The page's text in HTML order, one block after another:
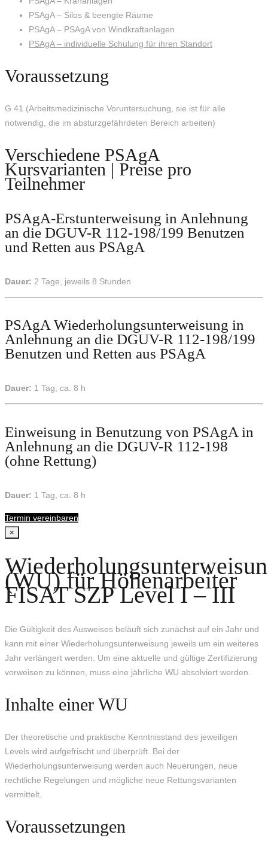
PSAgA – Silos & beengte Räume
PSAgA – PSAgA von Windkraftanlagen
PSAgA – individuelle Schulung für ihren Standort
Voraussetzung
G 41 (Arbeitsmedizinische Voruntersuchung, sie ist für alle
notwendig, die im absturzgefährdeten Bereich arbeiten)
Verschiedene PSAgA
Kursvarianten | Preise pro
Teilnehmer
PSAgA-Erstunterweisung in Anlehnung
an die DGUV-R 112-198/199 Benutzen
und Retten aus PSAgA
Dauer: 2 Tage, jeweils 8 Stunden
PSAgA Wiederholungsunterweisung in
Anlehnung an die DGUV-R 112-198/199
Benutzen und Retten aus PSAgA
Dauer: 1 Tag, ca. 8 h
Einweisung in Benutzung von PSAgA in
Anlehnung an die DGUV-R 112-198
(ohne Rettung)
Dauer: 1 Tag, ca. 8 h
Termin vereinbaren
×
(WU) für Höhenarbeiter
FISAT SZP Level I – III
Die Gültigkeit des Ausweises beläuft sich zunächst auf ein Jahr und
kann mit einer Wiederholungsunterweisung jeweils um ein weiteres
Jahr verlängert werden. Um eine aktuelle und gültige Zertifizierung
vorweisen zu können, muss eine jährliche WU absolviert werden.
Inhalte einer WU
Der theoretische und praktische Kenntnisstand des jeweiligen
Levels wird aufgefrischt und überprüft. Bei der
Wiederholungsunterweisung werden auch Neuerungen, neue
rechtliche Regelungen und mögliche neue Rettungsvarianten
vermittelt.
Voraussetzungen